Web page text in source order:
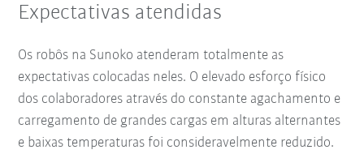
Expectativas atendidas
Os robôs na Sunoko atenderam totalmente as
expectativas colocadas neles. O elevado esforço físico
dos colaboradores através do constante agachamento e
carregamento de grandes cargas em alturas alternantes
e baixas temperaturas foi consideravelmente reduzido.